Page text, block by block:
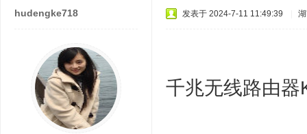
hudengke718 发表于 2024-7-11 11:49:39
千兆无线路由